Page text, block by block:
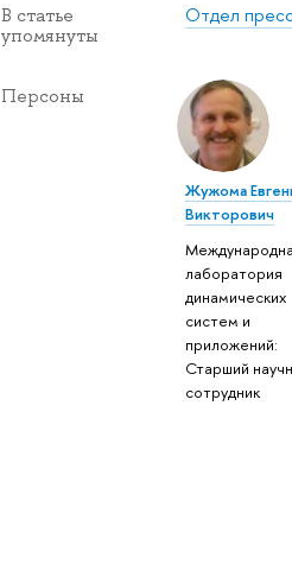
В статье
упомянуты
Отдел
Персоны
Жужома
Викторович
лаборатория
динамических
систем и
приложений:
Старший
сотрудник